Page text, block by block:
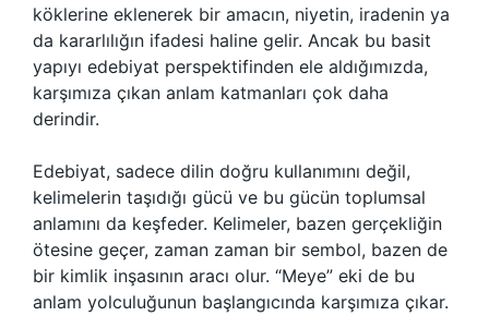
köklerine eklenerek bir amacın, niyetin, iradenin ya
da kararlılığın ifadesi haline gelir. Ancak bu basit
yapıyı edebiyat perspektifinden ele aldığımızda,
karşımıza çıkan anlam katmanları çok daha
derindir.
Edebiyat, sadece dilin doğru kullanımını değil,
kelimelerin taşıdığı gücü ve bu gücün toplumsal
anlamını da keşfeder. Kelimeler, bazen gerçekliğin
ötesine geçer, zaman zaman bir sembol, bazen de
bir kimlik inşasının aracı olur. “Meye” eki de bu
anlam yolculuğunun başlangıcında karşımıza çıkar.